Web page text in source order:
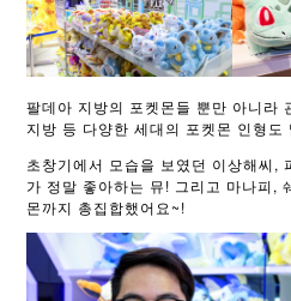
팔데아 지방의 포켓몬들 뿐만 아니라
지방 등 다양한 세대의 포켓몬 인형도
초창기에서 모습을 보였던 이상해씨,
가 정말 좋아하는 뮤! 그리고 마나피,
몬까지 총집합했어요~!